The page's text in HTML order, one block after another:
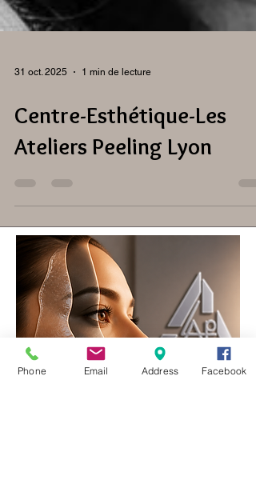
31 oct. 2025 1 min de lecture
Centre-Esthétique-Les
Phone Email Address Facebook